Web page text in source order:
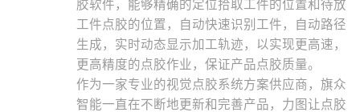
胶软件，能够精确的定位拾取工件的位置和待放
工件点胶的位置，自动快速识别工件，自动路径
生成，实时动态显示加工轨迹，以实现更高速，
更高精度的点胶作业，保证产品点胶质量。
作为一家专业的视觉点胶系统方案供应商，旗众
智能一直在不断地更新和完善产品，力图让点胶